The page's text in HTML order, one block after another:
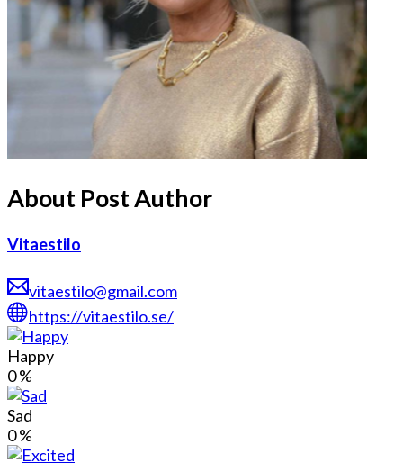
About Post Author
Vitaestilo
vitaestilo@gmail.com
https://vitaestilo.se/
Happy
0%
Sad
0%